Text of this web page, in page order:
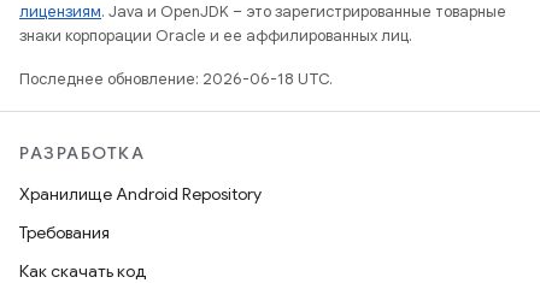
лицензиям. Java и OpenJDK – это зарегистрированные товарные
знаки корпорации Oracle и ее аффилированных лиц.
Последнее обновление: 2026-06-18 UTC.
РАЗРАБОТКА
Хранилище Android Repository
Требования
Как скачать код